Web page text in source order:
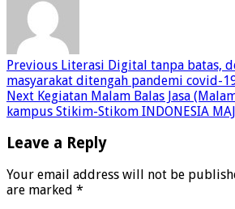
Previous Literasi Digital tanpa batas,
masyarakat ditengah pandemi covid-
Next Kegiatan Malam Balas Jasa
kampus Stikim-Stikom INDONESIA
Leave a Reply
Your email address will not be
are marked *